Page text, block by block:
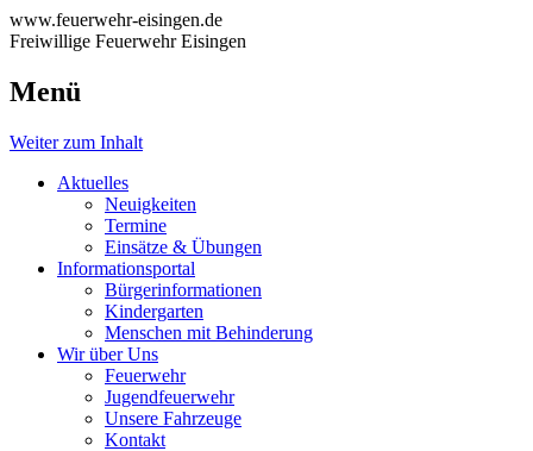
www.feuerwehr-eisingen.de
Freiwillige Feuerwehr Eisingen
Menü
Weiter zum Inhalt
Aktuelles
Neuigkeiten
Termine
Einsätze & Übungen
Informationsportal
Bürgerinformationen
Kindergarten
Menschen mit Behinderung
Wir über Uns
Feuerwehr
Jugendfeuerwehr
Unsere Fahrzeuge
Kontakt